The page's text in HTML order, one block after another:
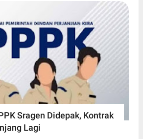
Sragen Didepak, Kontrak
Lagi